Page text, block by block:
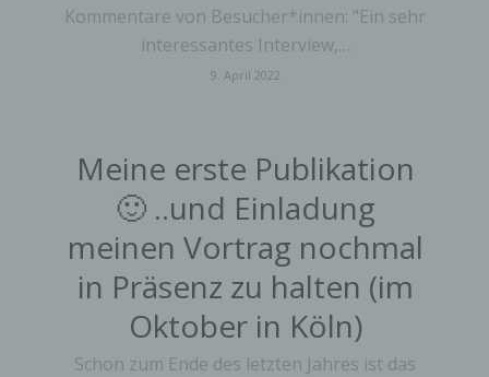
Kommentare von Besucher*innen: "Ein sehr
interessantes Interview,…
9. April 2022
Meine erste Publikation
🙂 ..und Einladung
meinen Vortrag nochmal
in Präsenz zu halten (im
Oktober in Köln)
Schon zum Ende des letzten Jahres ist das